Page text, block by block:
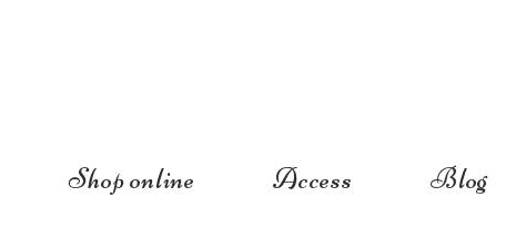
Shop online Access Blog